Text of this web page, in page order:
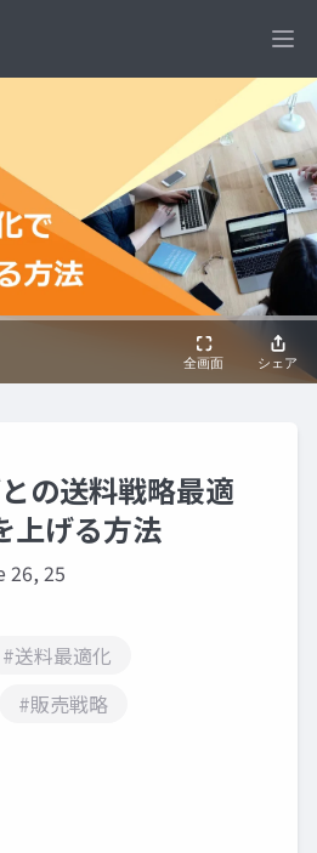
の送料戦略最適
上げる方法
26, 25
#送料最適化
#販売戦略